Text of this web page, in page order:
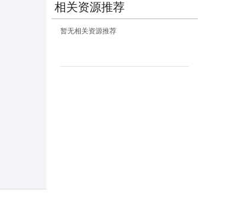
相关资源推荐
暂无相关资源推荐